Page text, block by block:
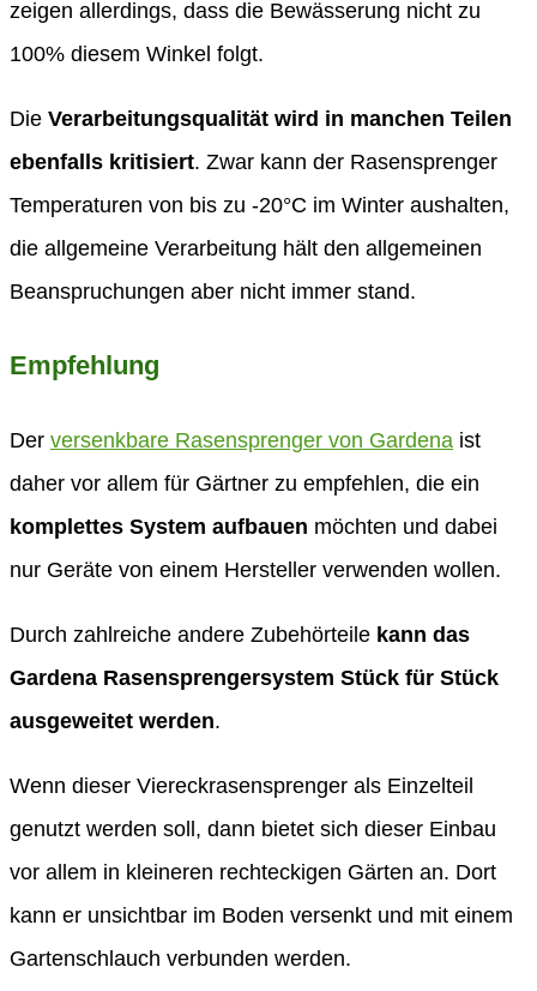
zeigen allerdings, dass die Bewässerung nicht zu
100% diesem Winkel folgt.
Die Verarbeitungsqualität wird in manchen Teilen
ebenfalls kritisiert. Zwar kann der Rasensprenger
Temperaturen von bis zu -20°C im Winter aushalten,
die allgemeine Verarbeitung hält den allgemeinen
Beanspruchungen aber nicht immer stand.
Empfehlung
Der versenkbare Rasensprenger von Gardena ist
daher vor allem für Gärtner zu empfehlen, die ein
komplettes System aufbauen möchten und dabei
nur Geräte von einem Hersteller verwenden wollen.
Durch zahlreiche andere Zubehörteile kann das
Gardena Rasensprengersystem Stück für Stück
ausgeweitet werden.
Wenn dieser Viereckrasensprenger als Einzelteil
genutzt werden soll, dann bietet sich dieser Einbau
vor allem in kleineren rechteckigen Gärten an. Dort
kann er unsichtbar im Boden versenkt und mit einem
Gartenschlauch verbunden werden.